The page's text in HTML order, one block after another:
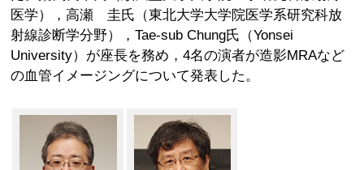
医学），高瀬 圭氏（東北大学大学院医学系研究科放
射線診断学分野），Tae-sub Chung氏（Yonsei
University）が座長を務め，4名の演者が造影MRAなど
の血管イメージングについて発表した。